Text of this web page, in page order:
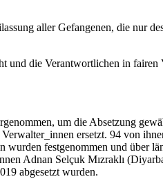
aller Gefangenen, die nur
und die Verantwortlichen in
um die Absetzung
ersetzt. 94 von
festgenommen und über
Adnan Selçuk Mızraklı
abgesetzt wurden.